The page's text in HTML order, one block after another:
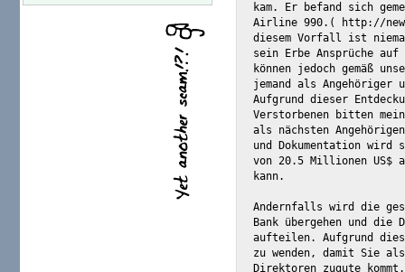
kam. Er befand sich
Airline 990.( http://
diesem Vorfall ist
sein Erbe Ansprüche auf
können jedoch gemäß
jemand als Angehöriger
Aufgrund dieser
Verstorbenen bitten
als nächsten
und Dokumentation
von 20.5 Millionen US$
kann.
Andernfalls wird die
Bank übergehen und
aufteilen. Aufgrund
zu wenden, damit Sie
Direktoren zugute